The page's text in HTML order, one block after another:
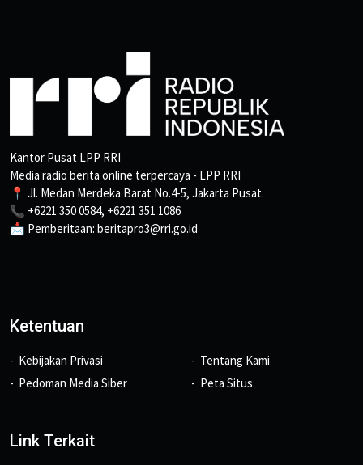
Kantor Pusat LPP RRI
Media radio berita online terpercaya - LPP RRI
📍 Jl. Medan Merdeka Barat No.4-5, Jakarta Pusat.
📞 +6221 350 0584, +6221 351 1086
📩 Pemberitaan: beritapro3@rri.go.id
Ketentuan
Kebijakan Privasi
Pedoman Media Siber
Tentang Kami
Peta Situs
Link Terkait